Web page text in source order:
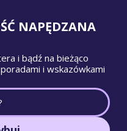
NAPĘDZANA
i bądź na bieżąco
i wskazówkami